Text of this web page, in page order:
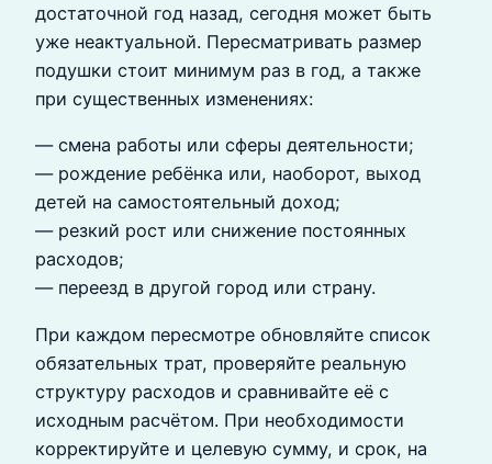
достаточной год назад, сегодня может быть
уже неактуальной. Пересматривать размер
подушки стоит минимум раз в год, а также
при существенных изменениях:
— смена работы или сферы деятельности;
— рождение ребёнка или, наоборот, выход
детей на самостоятельный доход;
— резкий рост или снижение постоянных
расходов;
— переезд в другой город или страну.
При каждом пересмотре обновляйте список
обязательных трат, проверяйте реальную
структуру расходов и сравнивайте её с
исходным расчётом. При необходимости
корректируйте и целевую сумму, и срок, на